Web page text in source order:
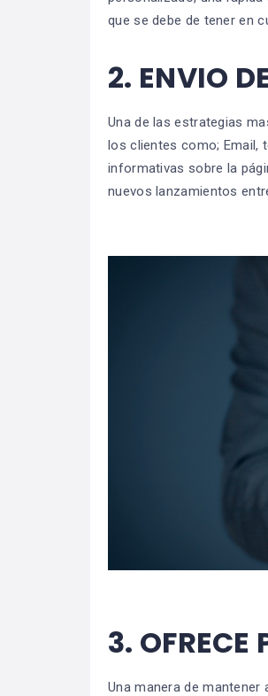
que se debe de tener en
2. ENVIO
Una de las estrategias
los clientes como; Email,
informativas sobre la
nuevos lanzamientos
3. OFRECE
Una manera de